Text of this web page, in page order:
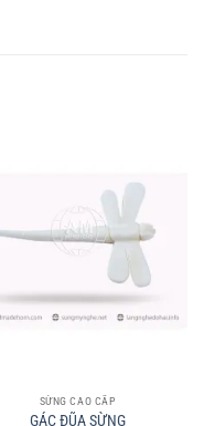
SỪNG CAO CẤP
GÁC ĐŨA SỪNG